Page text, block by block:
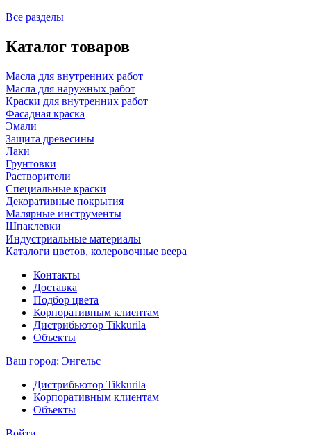
Все разделы
Каталог товаров
Масла для внутренних работ
Масла для наружных работ
Краски для внутренних работ
Фасадная краска
Эмали
Защита древесины
Лаки
Грунтовки
Растворители
Специальные краски
Декоративные покрытия
Малярные инструменты
Шпаклевки
Индустриальные материалы
Каталоги цветов, колеровочные веера
Контакты
Доставка
Подбор цвета
Корпоративным клиентам
Дистрибьютор Tikkurila
Объекты
Ваш город: Энгельс
Дистрибьютор Tikkurila
Корпоративным клиентам
Объекты